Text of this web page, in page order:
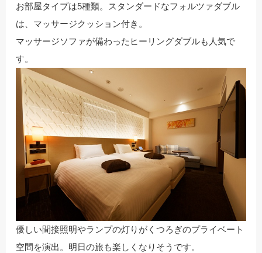
お部屋タイプは5種類。スタンダードなフォルツァダブル
は、マッサージクッション付き。
マッサージソファが備わったヒーリングダブルも人気で
す。
優しい間接照明やランプの灯りがくつろぎのプライベート
空間を演出。明日の旅も楽しくなりそうです。